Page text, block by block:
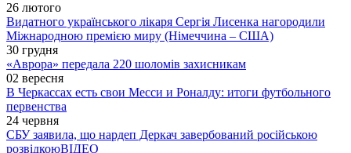
26 лютого
Видатного українського лікаря Сергія Лисенка нагородили
Міжнародною премією миру (Німеччина – США)
30 грудня
«Аврора» передала 220 шоломів захисникам
02 вересня
В Черкассах есть свои Месси и Роналду: итоги футбольного
первенства
24 червня
СБУ заявила, що нардеп Деркач завербований російською
розвідкоюВІДЕО